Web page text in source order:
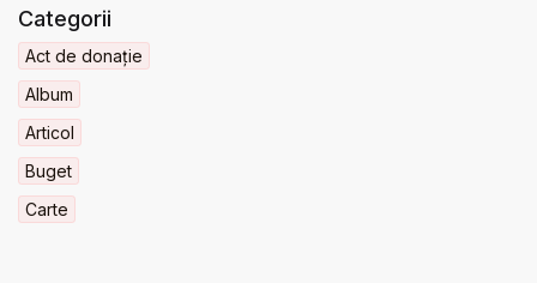
Categorii
Act de donație
Album
Articol
Buget
Carte